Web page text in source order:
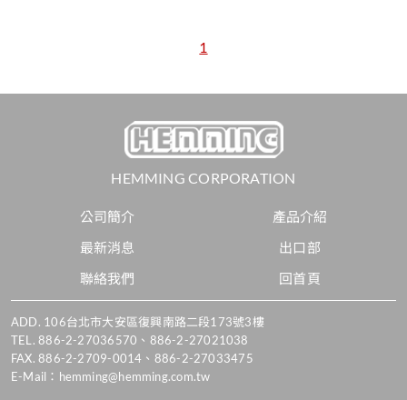
1
HEMMING CORPORATION
公司簡介
產品介紹
最新消息
出口部
聯絡我們
回首頁
ADD. 106台北市大安區復興南路二段173號3樓
TEL.886-2-27036570 、 886-2-27021038
FAX. 886-2-2709-0014、886-2-27033475
E-Mail： hemming@hemming.com.tw